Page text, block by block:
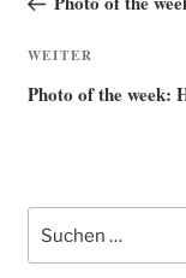
Nächster
Beitrag
WEITER
Photo of the week:
nach: